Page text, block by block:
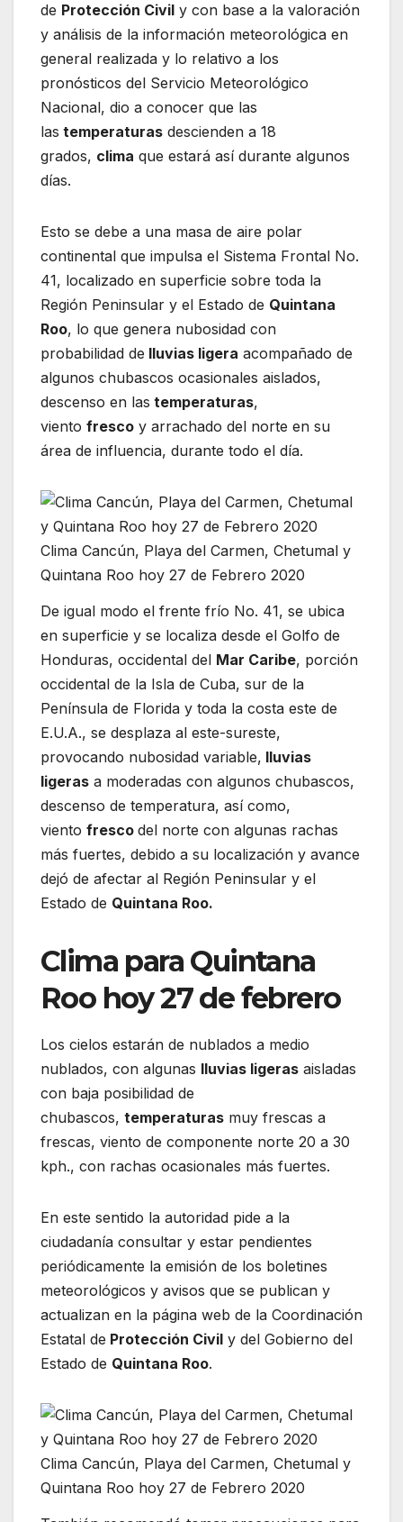
de Protección Civil y con base a la valoración
y análisis de la información meteorológica en
general realizada y lo relativo a los
pronósticos del Servicio Meteorológico
Nacional, dio a conocer que las
las temperaturas descienden a 18
grados, clima que estará así durante algunos
días.
Esto se debe a una masa de aire polar
continental que impulsa el Sistema Frontal No.
41, localizado en superficie sobre toda la
Región Peninsular y el Estado de Quintana
Roo, lo que genera nubosidad con
probabilidad de lluvias ligera acompañado de
algunos chubascos ocasionales aislados,
descenso en las temperaturas,
viento fresco y arrachado del norte en su
área de influencia, durante todo el día.
Clima Cancún, Playa del Carmen, Chetumal y
Quintana Roo hoy 27 de Febrero 2020
De igual modo el frente frío No. 41, se ubica
en superficie y se localiza desde el Golfo de
Honduras, occidental del Mar Caribe, porción
occidental de la Isla de Cuba, sur de la
Península de Florida y toda la costa este de
E.U.A., se desplaza al este-sureste,
provocando nubosidad variable, lluvias
ligeras a moderadas con algunos chubascos,
descenso de temperatura, así como,
viento fresco del norte con algunas rachas
más fuertes, debido a su localización y avance
dejó de afectar al Región Peninsular y el
Estado de Quintana Roo.
Clima para Quintana
Roo hoy 27 de febrero
Los cielos estarán de nublados a medio
nublados, con algunas lluvias ligeras aisladas
con baja posibilidad de
chubascos, temperaturas muy frescas a
frescas, viento de componente norte 20 a 30
kph., con rachas ocasionales más fuertes.
En este sentido la autoridad pide a la
ciudadanía consultar y estar pendientes
periódicamente la emisión de los boletines
meteorológicos y avisos que se publican y
actualizan en la página web de la Coordinación
Estatal de Protección Civil y del Gobierno del
Estado de Quintana Roo.
Clima Cancún, Playa del Carmen, Chetumal y
Quintana Roo hoy 27 de Febrero 2020